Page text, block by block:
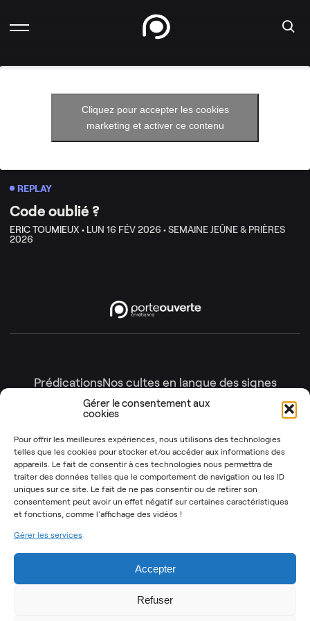
Gérer le consentement aux
cookies
Pour offrir les meilleures expériences, nous utilisons des technologies
telles que les cookies pour stocker et/ou accéder aux informations des
appareils. Le fait de consentir à ces technologies nous permettra de
traiter des données telles que le comportement de navigation ou les ID
uniques sur ce site. Le fait de ne pas consentir ou de retirer son
consentement peut avoir un effet négatif sur certaines caractéristiques
et fonctions, comme l'affichage des vidéos !
Gérer les services
Accepter
Refuser
Cliquez pour accepter les cookies
marketing et activer ce contenu
REPLAY
Code oublié ?
ERIC TOUMIEUX • LUN 16 FÉV 2026 •SEMAINE JEÛNE & PRIÈRES
2026
PrédicationsNos cultes en langue des signes
Nos cultes en intégralité
Génération enfants
Les Instants Post-It
Nos émissions
OSYR – Dernière saison
OSYR – Autres saisons
Notre Rendez-Vous
T’as 2 minutes
Politique de cookies (UE)